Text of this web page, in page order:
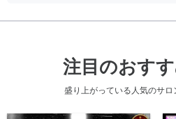
注目のおす
盛り上がっている人気のサロ